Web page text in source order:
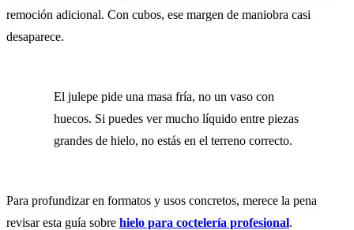
remoción adicional. Con cubos, ese margen de maniobra casi
desaparece.
El julepe pide una masa fría, no un vaso con
huecos. Si puedes ver mucho líquido entre piezas
grandes de hielo, no estás en el terreno correcto.
Para profundizar en formatos y usos concretos, merece la pena
revisar esta guía sobre hielo para coctelería profesional.